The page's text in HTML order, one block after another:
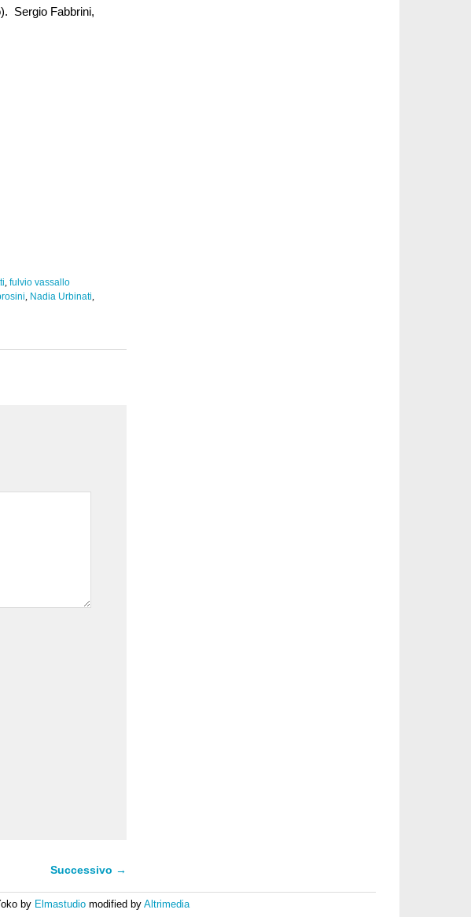
Sergio Fabbrini,
, fulvio vassallo
, Nadia Urbinati,
Successivo →
by Elmastudio modified by Altrimedia